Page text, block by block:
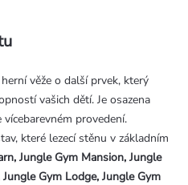
věže o další prvek, který
vašich dětí. Je osazena
provedení.
které lezecí stěnu v základním
Jungle Gym Mansion, Jungle
Gym Lodge, Jungle Gym